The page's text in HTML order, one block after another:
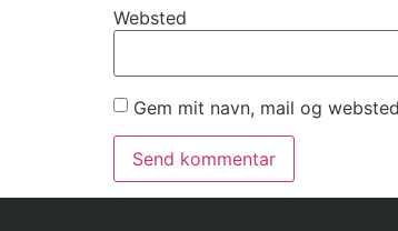
Websted
Gem mit navn, mail og